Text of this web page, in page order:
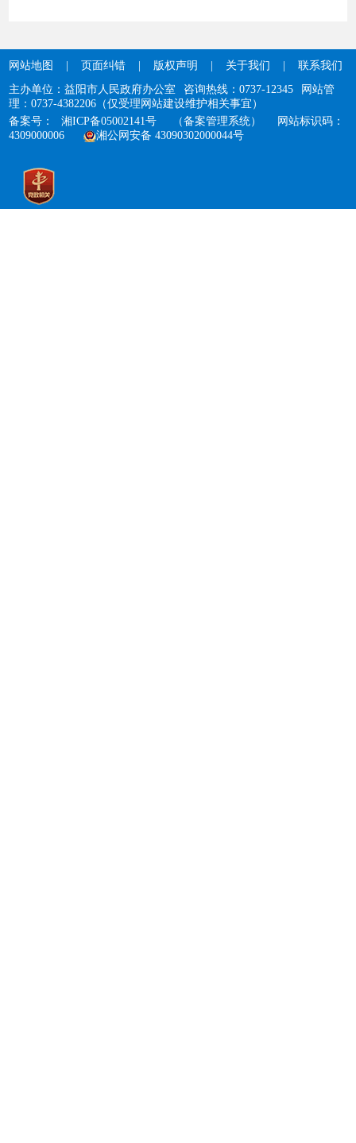
网站地图 页面纠错 版权声明 关于我们
联系我们
主办单位：益阳市人民政府办公室
咨询热线：0737-12345
网站管
理：0737-4382206（仅受理网站建设维护相关事宜）
备案号：
湘ICP备05002141号 （备案管理系统）
网站标识码：
4309000006
湘公网安备 43090302000044号